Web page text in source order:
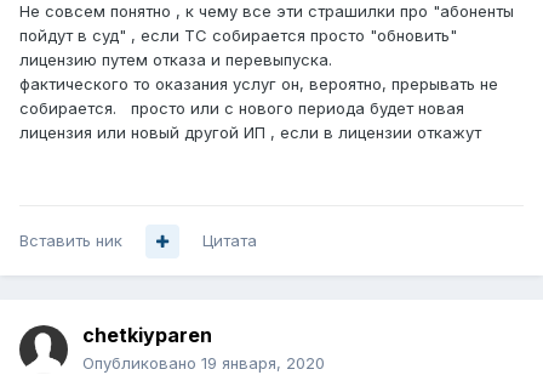
Не совсем понятно , к чему все эти страшилки про "абоненты
пойдут в суд" , если ТС собирается просто "обновить"
лицензию путем отказа и перевыпуска.
фактического то оказания услуг он, вероятно, прерывать не
собирается. просто или с нового периода будет новая
лицензия или новый другой ИП , если в лицензии откажут
Вставить ник Цитата
chetkiyparen
Опубликовано 19 января, 2020